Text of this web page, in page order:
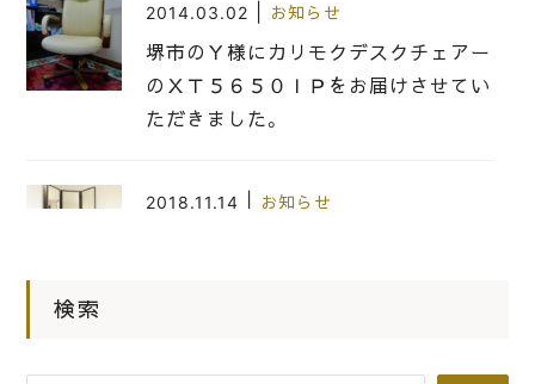
2014.03.02 お知らせ
堺市のＹ様にカリモクデスクチェアー
のＸＴ５６５０ＩＰをお届けさせてい
ただきました。
2018.11.14 お知らせ
検索